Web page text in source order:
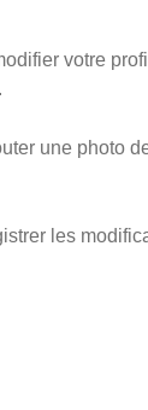
votre
une photo
les